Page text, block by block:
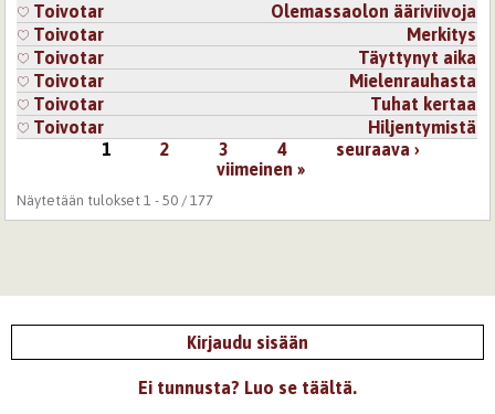
Toivotar
Olemassaolon ääriviivoja
Toivotar
Merkitys
Toivotar
Täyttynyt aika
Toivotar
Mielenrauhasta
Toivotar
Tuhat kertaa
Toivotar
Hiljentymistä
1 2 3 4
seuraava ›
viimeinen »
Näytetään tulokset 1 - 50 / 177
Kirjaudu sisään
Ei tunnusta? Luo se täältä.